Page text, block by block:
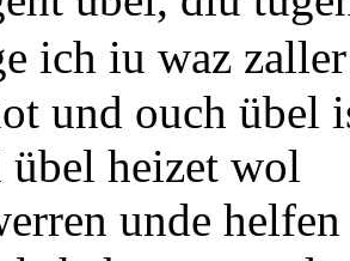
ich iu waz
und ouch übel
übel heizet wol
unde